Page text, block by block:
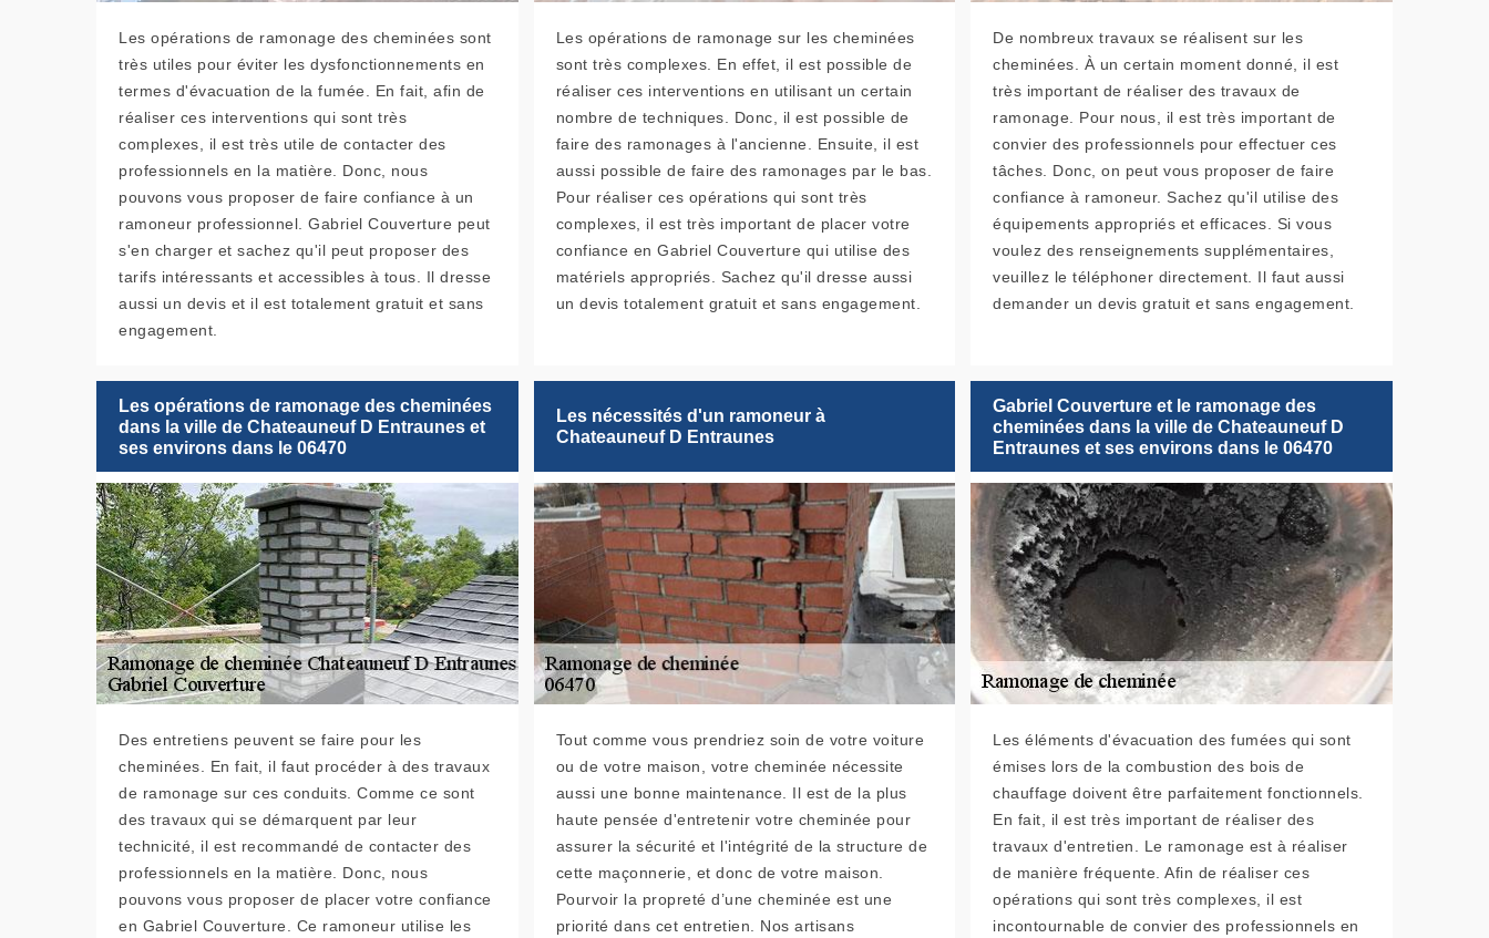
Les opérations de ramonage des cheminées sont
très utiles pour éviter les dysfonctionnements en
termes d'évacuation de la fumée. En fait, afin de
réaliser ces interventions qui sont très
complexes, il est très utile de contacter des
professionnels en la matière. Donc, nous
pouvons vous proposer de faire confiance à un
ramoneur professionnel. Gabriel Couverture peut
s'en charger et sachez qu'il peut proposer des
tarifs intéressants et accessibles à tous. Il dresse
aussi un devis et il est totalement gratuit et sans
engagement.
Les opérations de ramonage sur les cheminées
sont très complexes. En effet, il est possible de
réaliser ces interventions en utilisant un certain
nombre de techniques. Donc, il est possible de
faire des ramonages à l'ancienne. Ensuite, il est
aussi possible de faire des ramonages par le bas.
Pour réaliser ces opérations qui sont très
complexes, il est très important de placer votre
confiance en Gabriel Couverture qui utilise des
matériels appropriés. Sachez qu'il dresse aussi
un devis totalement gratuit et sans engagement.
De nombreux travaux se réalisent sur les
cheminées. À un certain moment donné, il est
très important de réaliser des travaux de
ramonage. Pour nous, il est très important de
convier des professionnels pour effectuer ces
tâches. Donc, on peut vous proposer de faire
confiance à ramoneur. Sachez qu'il utilise des
équipements appropriés et efficaces. Si vous
voulez des renseignements supplémentaires,
veuillez le téléphoner directement. Il faut aussi
demander un devis gratuit et sans engagement.
Les opérations de ramonage des cheminées
dans la ville de Chateauneuf D Entraunes et
ses environs dans le 06470
Des entretiens peuvent se faire pour les
cheminées. En fait, il faut procéder à des travaux
de ramonage sur ces conduits. Comme ce sont
des travaux qui se démarquent par leur
technicité, il est recommandé de contacter des
professionnels en la matière. Donc, nous
pouvons vous proposer de placer votre confiance
en Gabriel Couverture. Ce ramoneur utilise les
Les nécessités d'un ramoneur à
Chateauneuf D Entraunes
Tout comme vous prendriez soin de votre voiture
ou de votre maison, votre cheminée nécessite
aussi une bonne maintenance. Il est de la plus
haute pensée d'entretenir votre cheminée pour
assurer la sécurité et l'intégrité de la structure de
cette maçonnerie, et donc de votre maison.
Pourvoir la propreté d’une cheminée est une
priorité dans cet entretien. Nos artisans
Gabriel Couverture et le ramonage des
cheminées dans la ville de Chateauneuf D
Entraunes et ses environs dans le 06470
Les éléments d'évacuation des fumées qui sont
émises lors de la combustion des bois de
chauffage doivent être parfaitement fonctionnels.
En fait, il est très important de réaliser des
travaux d'entretien. Le ramonage est à réaliser
de manière fréquente. Afin de réaliser ces
opérations qui sont très complexes, il est
incontournable de convier des professionnels en